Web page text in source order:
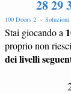
28 29
100 Doors 2 -
Stai giocando a
proprio non
dei livelli